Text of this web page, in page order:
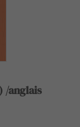
/anglais